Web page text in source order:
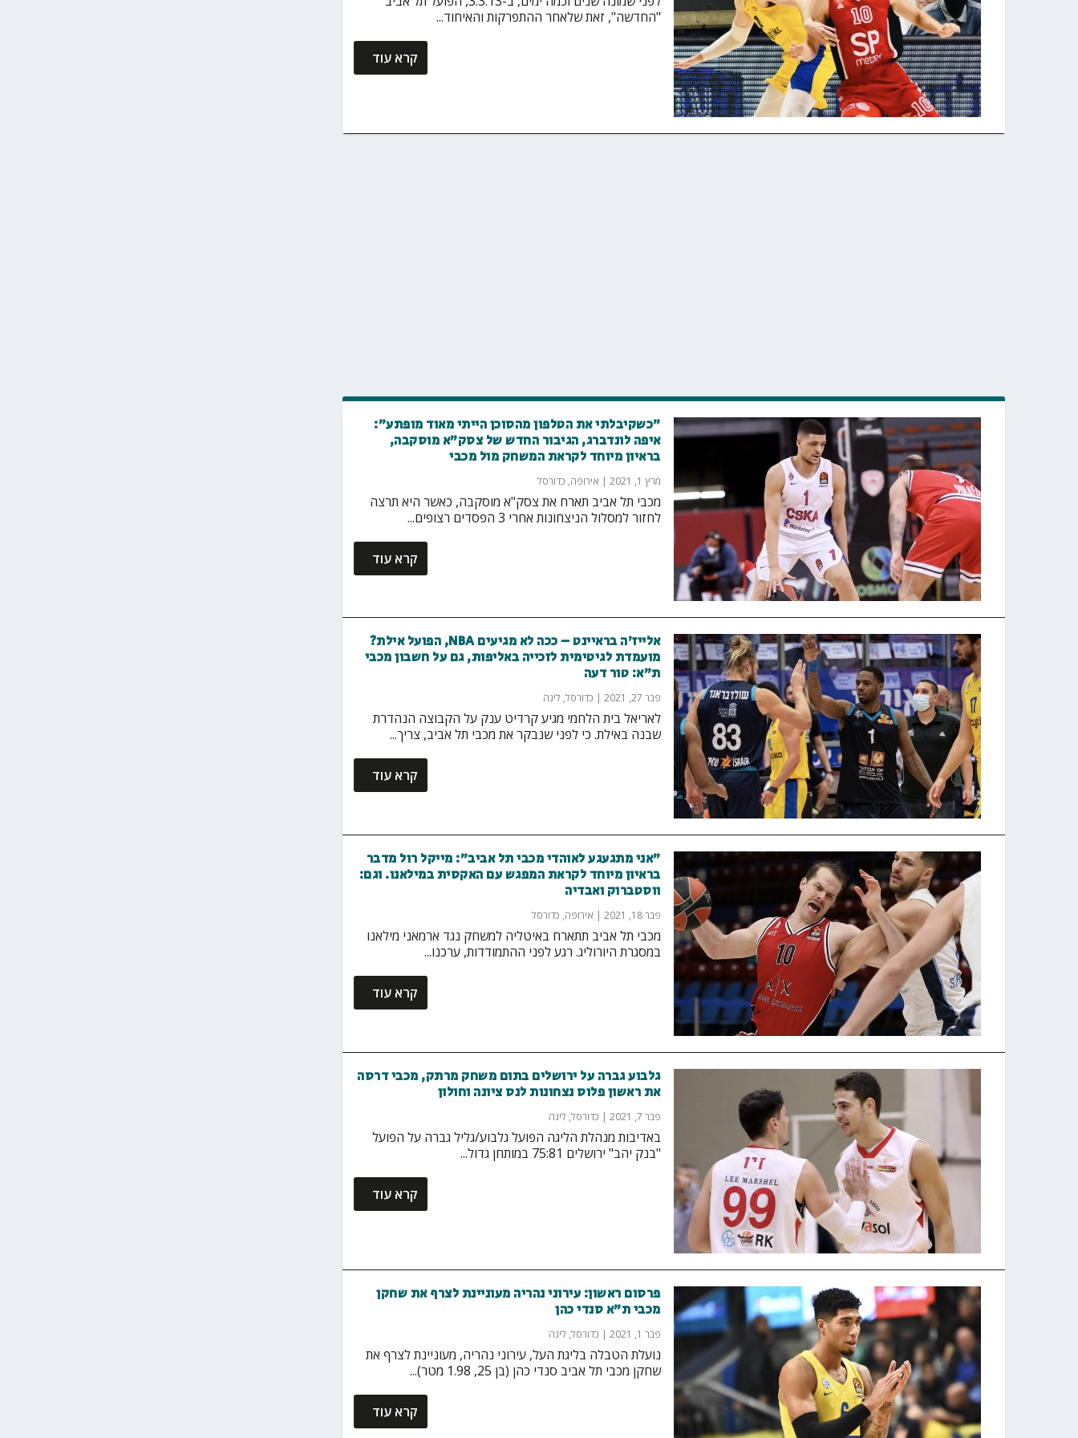
"החדשה", זאת שלאחר ההתפרקות והאיחוד...
קרא עוד
״כשקיבלתי את הטלפון מהסוכן הייתי מאוד מופתע״:
איפה לונדברג, הגיבור החדש של צסק"א מוסקבה,
בראיון מיוחד לקראת המשחק מול מכבי
מרץ 1, 2021 | אירופה, כדורסל
מכבי תל אביב תארח את צסק"א מוסקבה, כאשר היא תרצה
לחזור למסלול הניצחונות אחרי 3 הפסדים רצופים...
קרא עוד
אלייז'ה בראיינט – ככה לא מגיעים NBA, הפועל אילת?
מועמדת לגיטימית לזכייה באליפות, גם על חשבון מכבי
ת”א: טור דעה
פבר 27, 2021 כדורסל, ליגה
לאריאל בית הלחמי מגיע קרדיט ענק על הקבוצה הנהדרת
שבנה באילת. כי לפני שנבקר את מכבי תל אביב, צריך...
קרא עוד
״אני מתגעגע לאוהדי מכבי תל אביב״: מייקל רול מדבר
בראיון מיוחד לקראת המפגש עם האקסית במילאנו. וגם:
ווסטברוק ואבדיה
פבר 18, 2021 | אירופה, כדורסל
מכבי תל אביב תתארח באיטליה למשחק נגד ארמאני מילאנו
במסגרת היורוליג. רגע לפני ההתמודדות, ערכנו...
קרא עוד
גלבוע גברה על ירושלים בתום משחק מרתק, מכבי דרסה
את ראשון פלוס נצחונות לנס ציונה וחולון
פבר 7, 2021 | כדורסל, ליגה
באדיבות מנהלת הליגה הפועל גלבוע/גליל גברה על הפועל
"בנק יהב" ירושלים 75:81 במותחן גדול...
קרא עוד
פרסום ראשון: עירוני נהריה מעוניינת לצרף את שחקן
מכבי ת”א סנדי כהן
פבר 1, 2021 | כדורסל, ליגה
נועלת הטבלה בליגת העל, עירוני נהריה, מעוניינת לצרף את
שחקן מכבי תל אביב סנדי כהן (בן 25, 1.98 מטר)...
קרא עוד